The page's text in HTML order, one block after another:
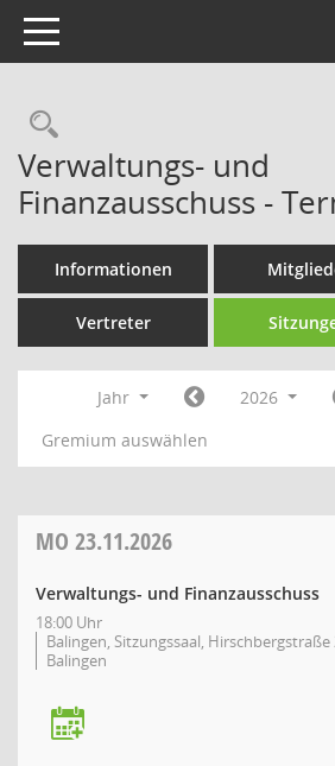
Toggle navigation
Rechercheauswahl
Verwaltungs- und
Finanzausschuss -
Informationen
Vertreter
Jahr
2026
Gremium auswählen
MO 23.11.2026
Verwaltungs- und Finanzausschuss
18:00 Uhr
Balingen, Sitzungssaal, Hirschbergstraße
Balingen